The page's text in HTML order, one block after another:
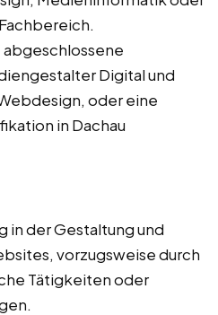
Digital und
oder eine
in Dachau
in der Gestaltung und
vorzugsweise durch
Tätigkeiten oder